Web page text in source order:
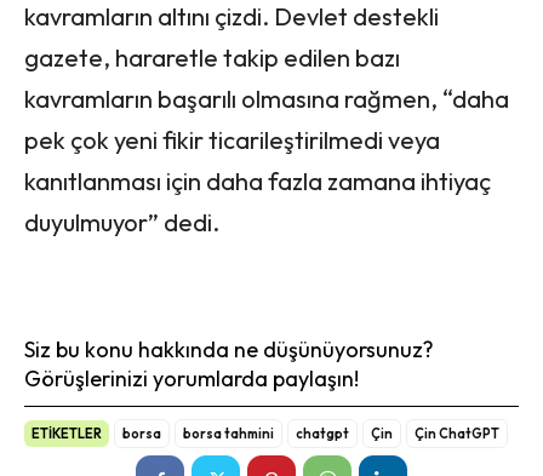
kavramların altını çizdi. Devlet destekli
gazete, hararetle takip edilen bazı
kavramların başarılı olmasına rağmen, “daha
pek çok yeni fikir ticarileştirilmedi veya
kanıtlanması için daha fazla zamana ihtiyaç
duyulmuyor” dedi.
Siz bu konu hakkında ne düşünüyorsunuz?
Görüşlerinizi yorumlarda paylaşın!
ETİKETLER borsa borsa tahmini chatgpt Çin Çin ChatGPT